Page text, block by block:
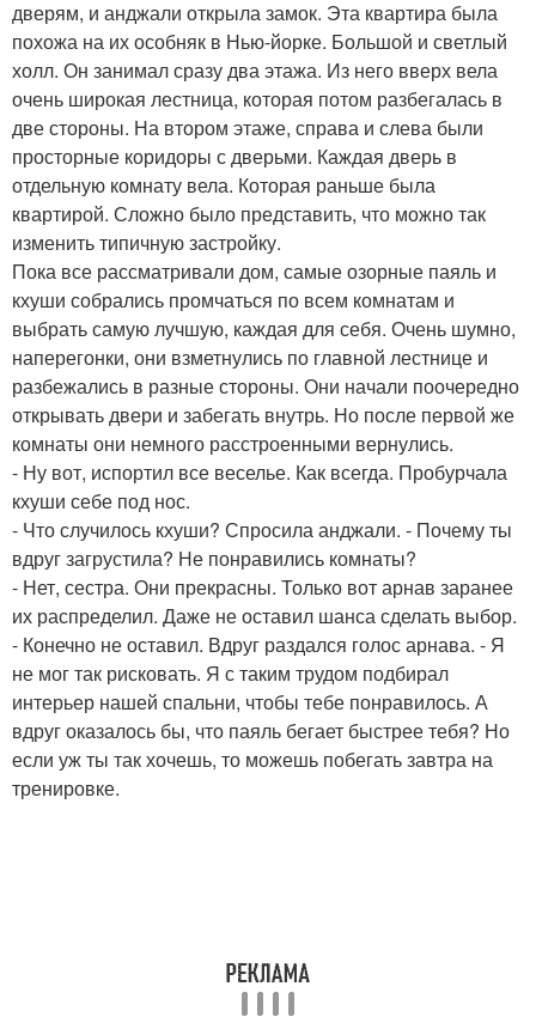
дверям, и анджали открыла замок. Эта квартира была
похожа на их особняк в Нью-йорке. Большой и светлый
холл. Он занимал сразу два этажа. Из него вверх вела
очень широкая лестница, которая потом разбегалась в
две стороны. На втором этаже, справа и слева были
просторные коридоры с дверьми. Каждая дверь в
отдельную комнату вела. Которая раньше была
квартирой. Сложно было представить, что можно так
изменить типичную застройку.
Пока все рассматривали дом, самые озорные паяль и
кхуши собрались промчаться по всем комнатам и
выбрать самую лучшую, каждая для себя. Очень шумно,
наперегонки, они взметнулись по главной лестнице и
разбежались в разные стороны. Они начали поочередно
открывать двери и забегать внутрь. Но после первой же
комнаты они немного расстроенными вернулись.
- Ну вот, испортил все веселье. Как всегда. Пробурчала
кхуши себе под нос.
- Что случилось кхуши? Спросила анджали. - Почему ты
вдруг загрустила? Не понравились комнаты?
- Нет, сестра. Они прекрасны. Только вот арнав заранее
их распределил. Даже не оставил шанса сделать выбор.
- Конечно не оставил. Вдруг раздался голос арнава. - Я
не мог так рисковать. Я с таким трудом подбирал
интерьер нашей спальни, чтобы тебе понравилось. А
вдруг оказалось бы, что паяль бегает быстрее тебя? Но
если уж ты так хочешь, то можешь побегать завтра на
тренировке.